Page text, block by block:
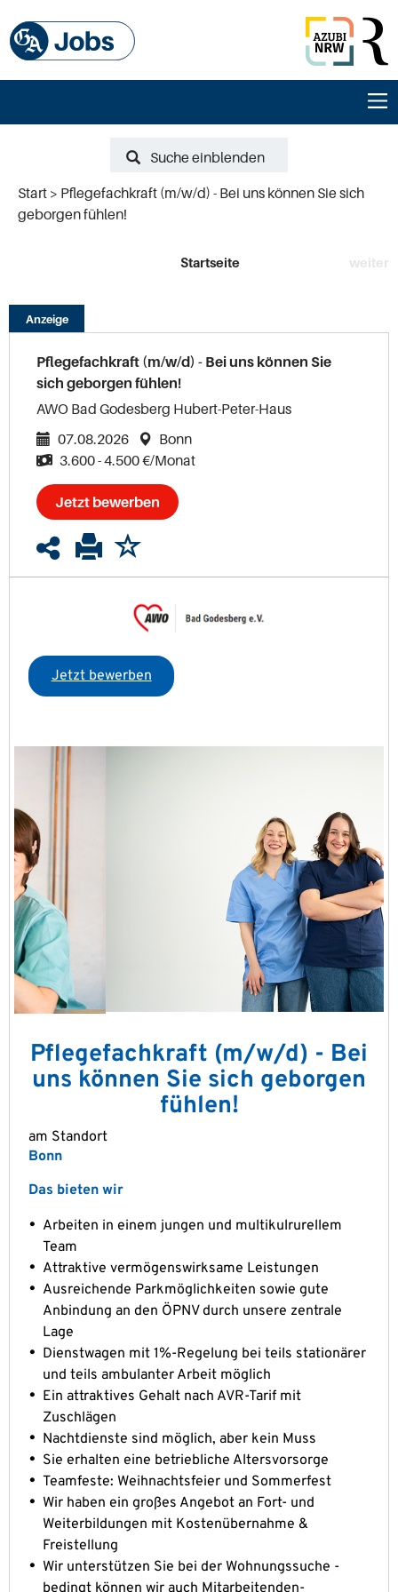
Suche einblenden
Start
Pflegefachkraft (m/w/d) - Bei uns können Sie sich
geborgen fühlen!
Startseite weiter
Anzeige
Pflegefachkraft (m/w/d) - Bei uns können Sie
sich geborgen fühlen!
AWO Bad Godesberg Hubert-Peter-Haus
07.08.2026
Bonn
3.600 - 4.500 €/Monat
Jetzt bewerben